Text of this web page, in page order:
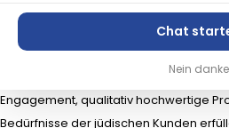
Support
Allgemein
Der Lebensmitteldrucker Eddie hat
Zertifizierung erhalten. Diese
Engagement, qualitativ hochwertige
Bedürfnisse der jüdischen Kunden
Chat
Nein danke